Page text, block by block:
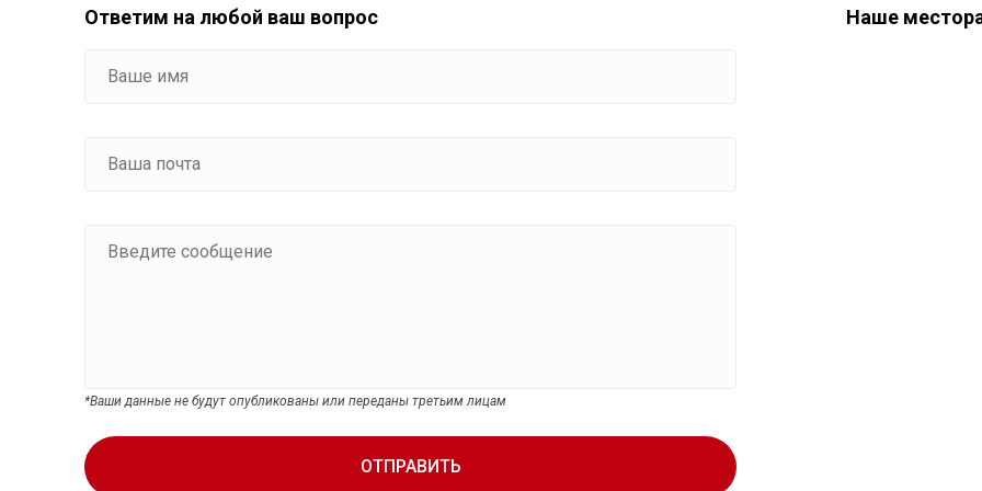
Ответим на любой ваш вопрос
*Ваши данные не будут опубликованы или переданы третьим лицам
ОТПРАВИТЬ
Наше